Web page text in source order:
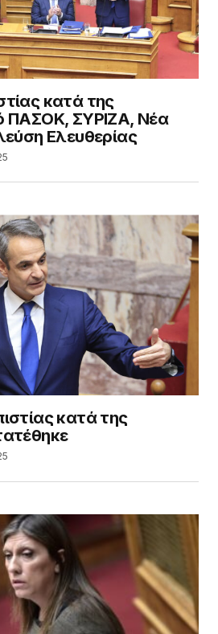
κατά της
ΠΑΣΟΚ, ΣΥΡΙΖΑ, Νέα
Ελευθερίας
κατά της